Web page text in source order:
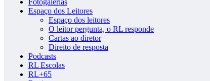
Espaço dos Leitores
Espaço dos leitores
O leitor pergunta, o RL responde
Cartas ao diretor
Direito de resposta
Podcasts
RL Escolas
RL+65